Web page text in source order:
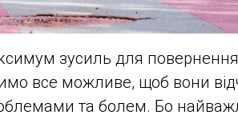
зусиль для повернення
все можливе, щоб вони
та болем. Бо